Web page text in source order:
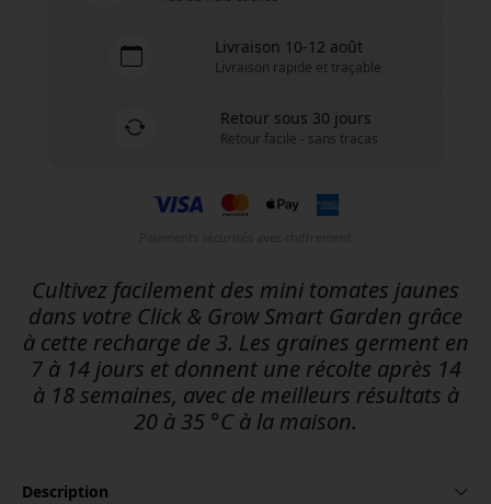
Livraison 10-12 août
Livraison rapide et traçable
Retour sous 30 jours
Retour facile - sans tracas
Cultivez facilement des mini tomates jaunes
dans votre Click & Grow Smart Garden grâce
à cette recharge de 3. Les graines germent en
7 à 14 jours et donnent une récolte après 14
à 18 semaines, avec de meilleurs résultats à
20 à 35 °C à la maison.
Description